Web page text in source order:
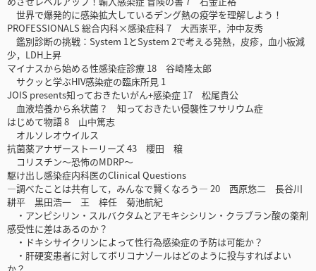
世界で爆発的に感染拡大しているデング熱の疫学を理解しよう！
PROFESSIONALS 総合内科×感染症科 7 大西崇平，沖中友秀
鑑別診断の挑戦：System 1とSystem 2で考える発熱，皮疹，血小板減
少，LDH上昇
マイナスから始める性感染症診療 18 谷崎隆太郎
サクッと学ぶHIV感染症の臨床所見 1
JOIS presents知っておきたいがん+感染症 17 松尾貴公
血液培養から糸状菌？ 知っておきたい侵襲性フサリウム症
はじめて物語 8 山中篤志
オルソレオウイルス
抗菌薬アナザーストーリーズ 43 櫻田 穣
コリスチン〜恐怖のMDRP〜
駆け出し感染症内科医のClinical Questions
―調べたことは共有して，みんなで賢くなろう― 20 西原悠二 長谷川
耕平 黒田浩一 王 梓任 菊池航紀
・アンピシリン・スルバクタムとアモキシシリン・クラブラン酸の薬剤
感受性に差はあるのか？
・ドキシサイクリンによって性行為感染症の予防は可能か？
・肝硬変患者に対してボリコナゾールはどのように投与すればよい